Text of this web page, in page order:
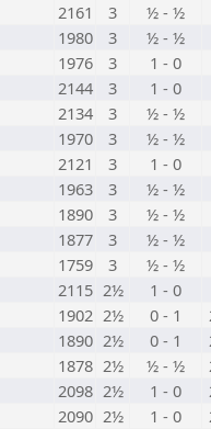
2161 3
½ - ½
1980 3
½ - ½
1976 3
1 - 0
2144 3
1 - 0
2134 3
½ - ½
1970 3
½ - ½
2121 3
1 - 0
1963 3
½ - ½
1890 3
½ - ½
1877 3
½ - ½
1759 3
½ - ½
2115 2½
1 - 0
1902 2½ 0 - 1
1890 2½ 0 - 1
1878 2½ ½ - ½
2098 2½ 1 - 0
2090 2½ 1 - 0